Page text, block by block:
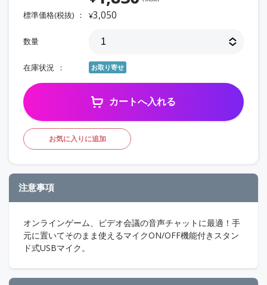
標準価格(税抜) ¥3,050
数量
在庫状況 お取り寄せ
カートへ入れる
お気に入りに追加
注意事項
オンラインゲーム、ビデオ会議の音声チャットに最適！手
元に置いてそのまま使えるマイクON/OFF機能付きスタン
ド式USBマイク。